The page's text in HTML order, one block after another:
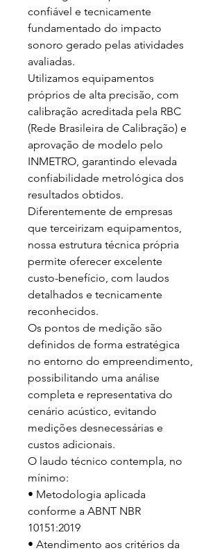
confiável e tecnicamente
fundamentado do impacto
sonoro gerado pelas atividades
avaliadas.
Utilizamos equipamentos
próprios de alta precisão, com
calibração acreditada pela RBC
(Rede Brasileira de Calibração) e
aprovação de modelo pelo
INMETRO, garantindo elevada
confiabilidade metrológica dos
resultados obtidos.
Diferentemente de empresas
que terceirizam equipamentos,
nossa estrutura técnica própria
permite oferecer excelente
custo-benefício, com laudos
detalhados e tecnicamente
reconhecidos.
Os pontos de medição são
definidos de forma estratégica
no entorno do empreendimento,
possibilitando uma análise
completa e representativa do
cenário acústico, evitando
medições desnecessárias e
custos adicionais.
O laudo técnico contempla, no
mínimo:
• Metodologia aplicada
conforme a ABNT NBR
10151:2019
• Atendimento aos critérios da